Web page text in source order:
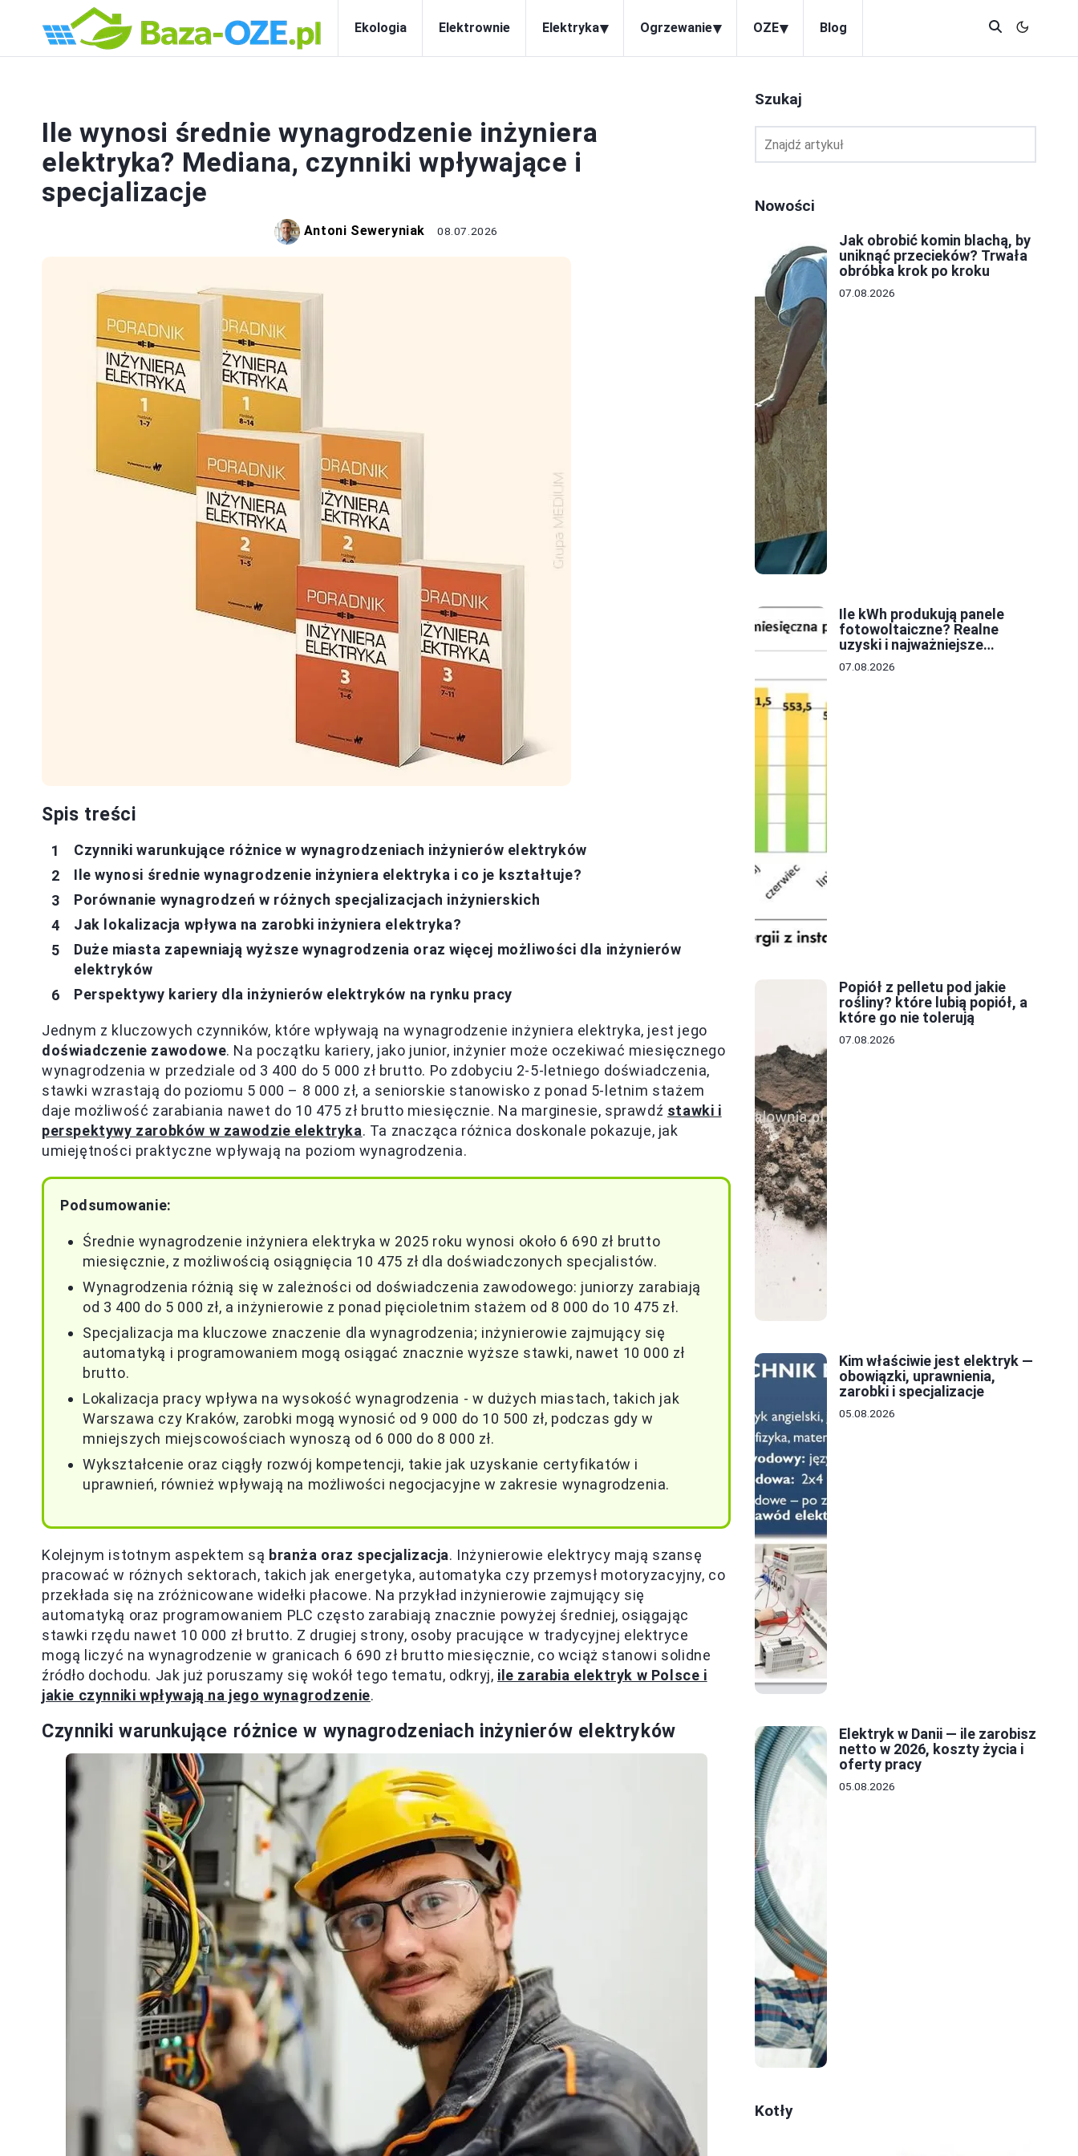
Ekologia Elektrownie Elektryka▾ Ogrzewanie▾ OZE▾ Blog
Ile wynosi średnie wynagrodzenie inżyniera
elektryka? Mediana, czynniki wpływające i
specjalizacje
Antoni Seweryniak 08.07.2026
Spis treści
Czynniki warunkujące różnice w wynagrodzeniach inżynierów elektryków
Ile wynosi średnie wynagrodzenie inżyniera elektryka i co je kształtuje?
Porównanie wynagrodzeń w różnych specjalizacjach inżynierskich
Jak lokalizacja wpływa na zarobki inżyniera elektryka?
Duże miasta zapewniają wyższe wynagrodzenia oraz więcej możliwości dla inżynierów
elektryków
Perspektywy kariery dla inżynierów elektryków na rynku pracy
Jednym z kluczowych czynników, które wpływają na wynagrodzenie inżyniera elektryka, jest jego
doświadczenie zawodowe. Na początku kariery, jako junior, inżynier może oczekiwać miesięcznego
wynagrodzenia w przedziale od 3 400 do 5 000 zł brutto. Po zdobyciu 2-5-letniego doświadczenia,
stawki wzrastają do poziomu 5 000 – 8 000 zł, a seniorskie stanowisko z ponad 5-letnim stażem
daje możliwość zarabiania nawet do 10 475 zł brutto miesięcznie. Na marginesie, sprawdź stawki i
perspektywy zarobków w zawodzie elektryka. Ta znacząca różnica doskonale pokazuje, jak
umiejętności praktyczne wpływają na poziom wynagrodzenia.
Podsumowanie:
Średnie wynagrodzenie inżyniera elektryka w 2025 roku wynosi około 6 690 zł brutto
miesięcznie, z możliwością osiągnięcia 10 475 zł dla doświadczonych specjalistów.
Wynagrodzenia różnią się w zależności od doświadczenia zawodowego: juniorzy zarabiają
od 3 400 do 5 000 zł, a inżynierowie z ponad pięcioletnim stażem od 8 000 do 10 475 zł.
Specjalizacja ma kluczowe znaczenie dla wynagrodzenia; inżynierowie zajmujący się
automatyką i programowaniem mogą osiągać znacznie wyższe stawki, nawet 10 000 zł
brutto.
Lokalizacja pracy wpływa na wysokość wynagrodzenia - w dużych miastach, takich jak
Warszawa czy Kraków, zarobki mogą wynosić od 9 000 do 10 500 zł, podczas gdy w
mniejszych miejscowościach wynoszą od 6 000 do 8 000 zł.
Wykształcenie oraz ciągły rozwój kompetencji, takie jak uzyskanie certyfikatów i
uprawnień, również wpływają na możliwości negocjacyjne w zakresie wynagrodzenia.
Kolejnym istotnym aspektem są branża oraz specjalizacja. Inżynierowie elektrycy mają szansę
pracować w różnych sektorach, takich jak energetyka, automatyka czy przemysł motoryzacyjny, co
przekłada się na zróżnicowane widełki płacowe. Na przykład inżynierowie zajmujący się
automatyką oraz programowaniem PLC często zarabiają znacznie powyżej średniej, osiągając
stawki rzędu nawet 10 000 zł brutto. Z drugiej strony, osoby pracujące w tradycyjnej elektryce
mogą liczyć na wynagrodzenie w granicach 6 690 zł brutto miesięcznie, co wciąż stanowi solidne
źródło dochodu. Jak już poruszamy się wokół tego tematu, odkryj, ile zarabia elektryk w Polsce i
jakie czynniki wpływają na jego wynagrodzenie.
Czynniki warunkujące różnice w wynagrodzeniach inżynierów elektryków
Szukaj
Nowości
Jak obrobić komin blachą, by
uniknąć przecieków? Trwała
obróbka krok po kroku
07.08.2026
Ile kWh produkują panele
fotowoltaiczne? Realne
uzyski i najważniejsze
czynniki
07.08.2026
Popiół z pelletu pod jakie
rośliny? które lubią popiół, a
które go nie tolerują
07.08.2026
Kim właściwie jest elektryk —
obowiązki, uprawnienia,
zarobki i specjalizacje
05.08.2026
Elektryk w Danii — ile zarobisz
netto w 2026, koszty życia i
oferty pracy
05.08.2026
Kotły